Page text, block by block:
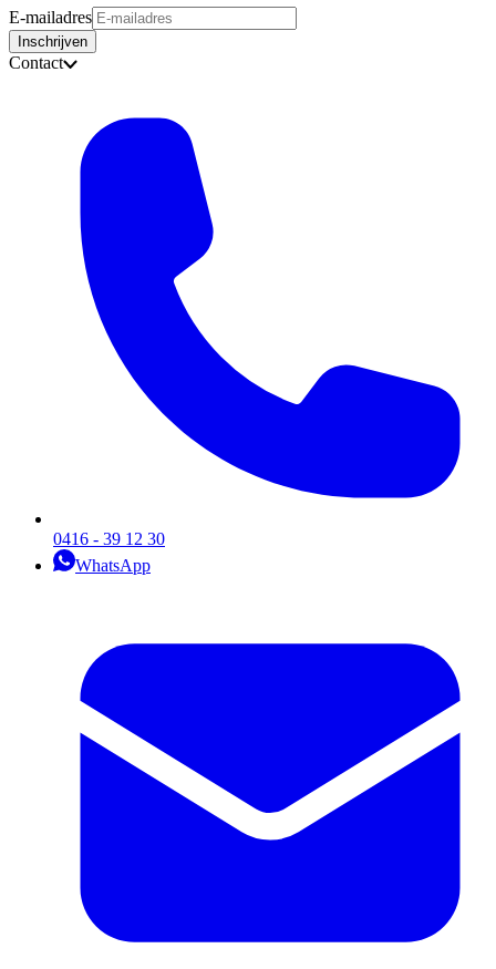
E-mailadres
Inschrijven
Contact
0416 - 39 12 30
WhatsApp